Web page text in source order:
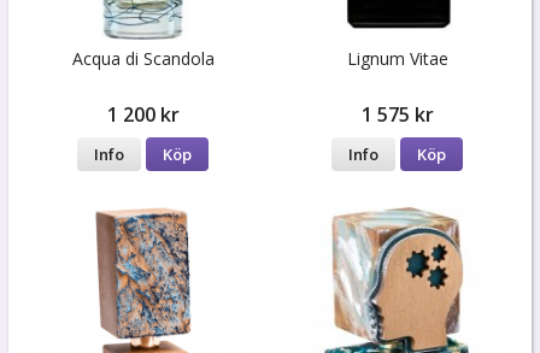
Acqua di Scandola
1 200 kr
Info Köp
Lignum Vitae
1 575 kr
Info Köp